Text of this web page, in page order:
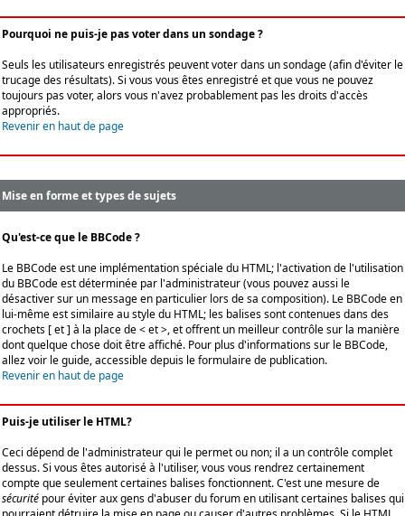
Pourquoi ne puis-je pas voter dans un sondage ?
Seuls les utilisateurs enregistrés peuvent voter dans un sondage (afin d'éviter le
trucage des résultats). Si vous vous êtes enregistré et que vous ne pouvez
toujours pas voter, alors vous n'avez probablement pas les droits d'accès
appropriés.
Revenir en haut de page
Mise en forme et types de sujets
Qu'est-ce que le BBCode ?
Le BBCode est une implémentation spéciale du HTML; l'activation de l'utilisation
du BBCode est déterminée par l'administrateur (vous pouvez aussi le
désactiver sur un message en particulier lors de sa composition). Le BBCode en
lui-même est similaire au style du HTML; les balises sont contenues dans des
crochets [ et ] à la place de < et >, et offrent un meilleur contrôle sur la manière
dont quelque chose doit être affiché. Pour plus d'informations sur le BBCode,
allez voir le guide, accessible depuis le formulaire de publication.
Revenir en haut de page
Puis-je utiliser le HTML?
Ceci dépend de l'administrateur qui le permet ou non; il a un contrôle complet
dessus. Si vous êtes autorisé à l'utiliser, vous vous rendrez certainement
compte que seulement certaines balises fonctionnent. C'est une mesure de
sécurité pour éviter aux gens d'abuser du forum en utilisant certaines balises qui